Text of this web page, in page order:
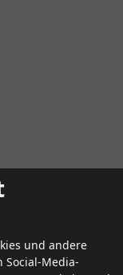
und andere
Social-Media-